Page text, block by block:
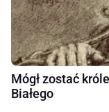
Mógł zostać
Białego